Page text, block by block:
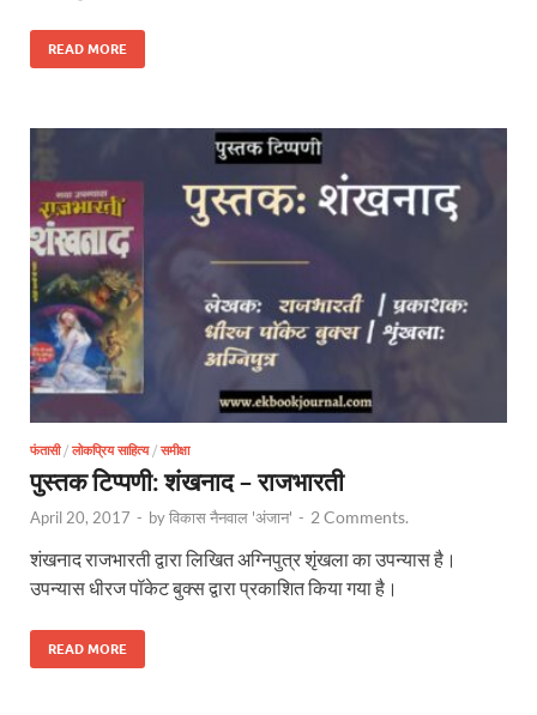
READ MORE
फंतासी/ लोकप्रिय साहित्य/ समीक्षा
पुस्तक टिप्पणी: शंखनाद – राजभारती
April 20, 2017 - byविकास नैनवाल 'अंजान' - 2 Comments.
शंखनाद राजभारती द्वारा लिखित अग्निपुत्र शृंखला का उपन्यास है।
उपन्यास धीरज पॉकेट बुक्स द्वारा प्रकाशित किया गया है।
READ MORE